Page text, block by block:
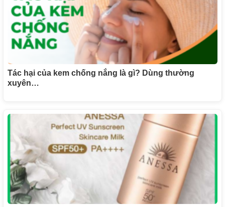
Tác hại của kem chống nắng là gì? Dùng thường
xuyên…